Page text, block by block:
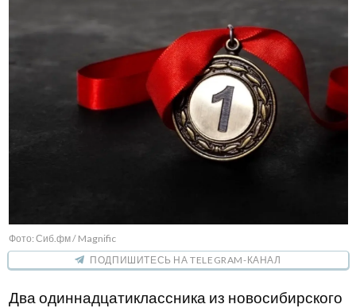
Фото: Сиб.фм / Magnific
ПОДПИШИТЕСЬ НА TELEGRAM-КАНАЛ
Два одиннадцатиклассника из новосибирского